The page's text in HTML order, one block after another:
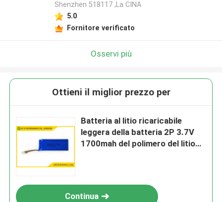
Shenzhen 518117 ,La CINA
5.0
Fornitore verificato
Osservi più
Ottieni il miglior prezzo per
Batteria al litio ricaricabile
leggera della batteria 2P 3.7V
1700mah del polimero del litio
Continua